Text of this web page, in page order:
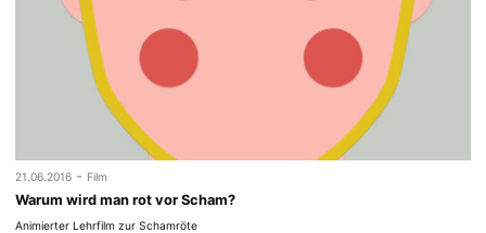
21.06.2016 - Film
Warum wird man rot vor Scham?
Animierter Lehrfilm zur Schamröte